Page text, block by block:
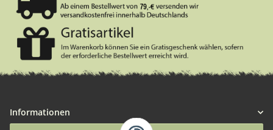
Informationen